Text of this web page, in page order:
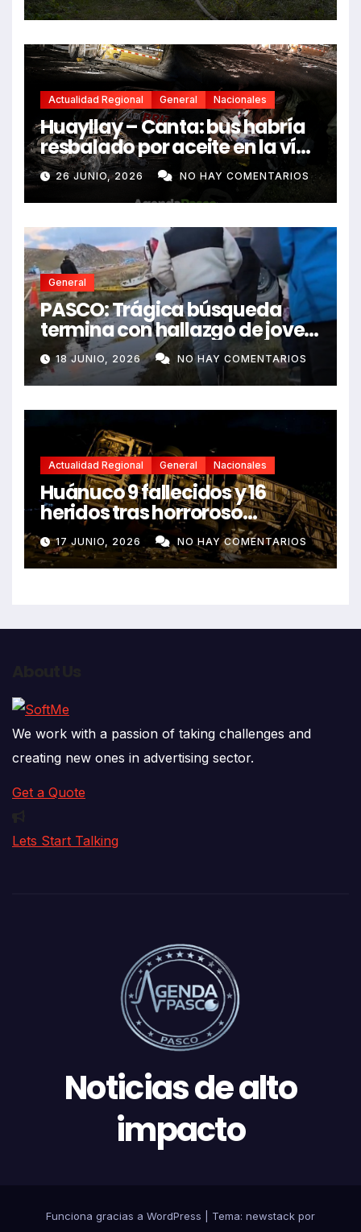
Actualidad Regional General Nacionales
Huayllay – Canta: bus habría
resbalado por aceite en la vía
e impactó auto siniestrado
dejando dos fallecidos
26 JUNIO, 2026 NO HAY COMENTARIOS
General
PASCO: Trágica búsqueda
termina con hallazgo de joven
sin vida en Rancas
18 JUNIO, 2026 NO HAY COMENTARIOS
Actualidad Regional General Nacionales
Huánuco 9 fallecidos y 16
heridos tras horroroso
despiste de bus Real Chancas
que impactó contra vivienda
17 JUNIO, 2026 NO HAY COMENTARIOS
We work with a passion of taking challenges and
creating new ones in advertising sector.
Get a Quote
Lets Start Talking
Noticias de alto
impacto
Funciona gracias a WordPress
Tema: newstack por